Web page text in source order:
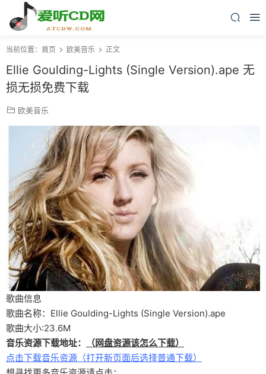
当前位置： 首页 欧美音乐 正文
Ellie Goulding-Lights (Single Version).ape 无
损无损免费下载
欧美音乐
歌曲信息
歌曲名称：Ellie Goulding-Lights (Single Version).ape
歌曲大小:23.6M
音乐资源下载地址：
（网盘资源该怎么下载）
点击下载音乐资源（打开新页面后选择普通下载）